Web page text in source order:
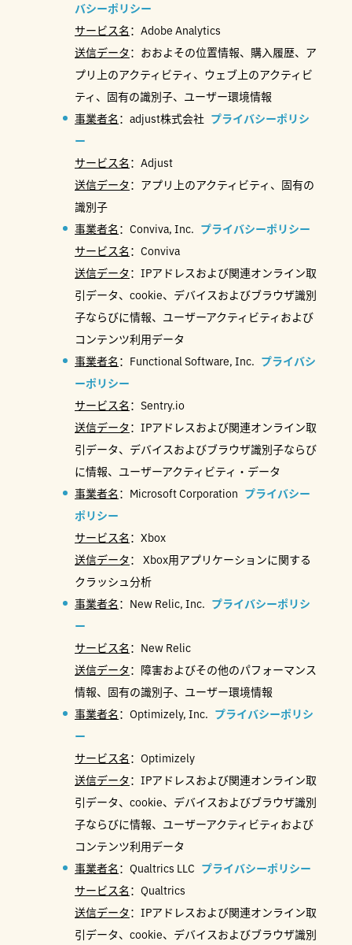
バシーポリシー
サービス名 ：Adobe Analytics
送信データ ：おおよその位置情報、購入履歴、ア
プリ上のアクティビティ、ウェブ上のアクティビ
ティ、固有の識別子、ユーザー環境情報
事業者名 ：adjust株式会社 プライバシーポリシ
ー
サービス名 ：Adjust
送信データ ：アプリ上のアクティビティ、固有の
識別子
事業者名 ：Conviva, Inc. プライバシーポリシー
サービス名 ：Conviva
送信データ ：IPアドレスおよび関連オンライン取
引データ、cookie、デバイスおよびブラウザ識別
子ならびに情報、ユーザーアクティビティおよび
コンテンツ利用データ
事業者名 ：Functional Software, Inc. プライバシ
ーポリシー
サービス名 ：Sentry.io
送信データ ：IPアドレスおよび関連オンライン取
引データ、デバイスおよびブラウザ識別子ならび
に情報、ユーザーアクティビティ・データ
事業者名 ：Microsoft Corporation プライバシー
ポリシー
サービス名 ：Xbox
送信データ ： Xbox用アプリケーションに関する
クラッシュ分析
事業者名 ：New Relic, Inc. プライバシーポリシ
ー
サービス名 ：New Relic
送信データ ：障害およびその他のパフォーマンス
情報、固有の識別子、ユーザー環境情報
事業者名 ：Optimizely, Inc. プライバシーポリシ
ー
サービス名 ：Optimizely
送信データ ：IPアドレスおよび関連オンライン取
引データ、cookie、デバイスおよびブラウザ識別
子ならびに情報、ユーザーアクティビティおよび
コンテンツ利用データ
事業者名 ：Qualtrics LLC プライバシーポリシー
サービス名 ：Qualtrics
送信データ ：IPアドレスおよび関連オンライン取
引データ、cookie、デバイスおよびブラウザ識別